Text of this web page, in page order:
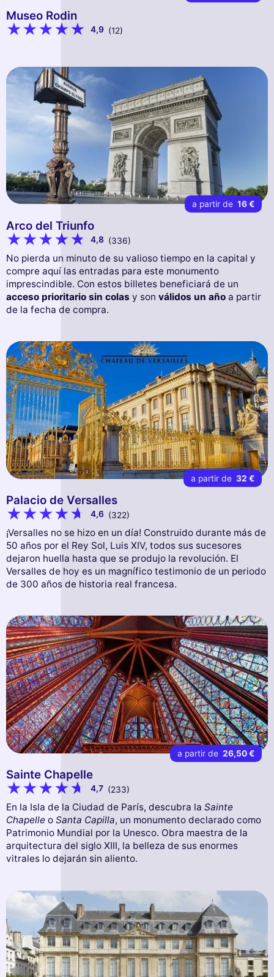
Museo Rodin
4,9 (12)
a partir de 16 €
Arco del Triunfo
4,8 (336)
No pierda un minuto de su valioso tiempo en la capital y
compre aquí las entradas para este monumento
imprescindible. Con estos billetes beneficiará de un
acceso prioritario sin colas y son válidos un año a partir
de la fecha de compra.
a partir de 32 €
Palacio de Versalles
4,6 (322)
¡Versalles no se hizo en un día! Construido durante más de
50 años por el Rey Sol, Luis XIV, todos sus sucesores
dejaron huella hasta que se produjo la revolución. El
Versalles de hoy es un magnífico testimonio de un periodo
de 300 años de historia real francesa.
a partir de 26,50 €
Sainte Chapelle
4,7 (233)
En la Isla de la Ciudad de París, descubra la Sainte
Chapelle o Santa Capilla, un monumento declarado como
Patrimonio Mundial por la Unesco. Obra maestra de la
arquitectura del siglo XIII, la belleza de sus enormes
vitrales lo dejarán sin aliento.